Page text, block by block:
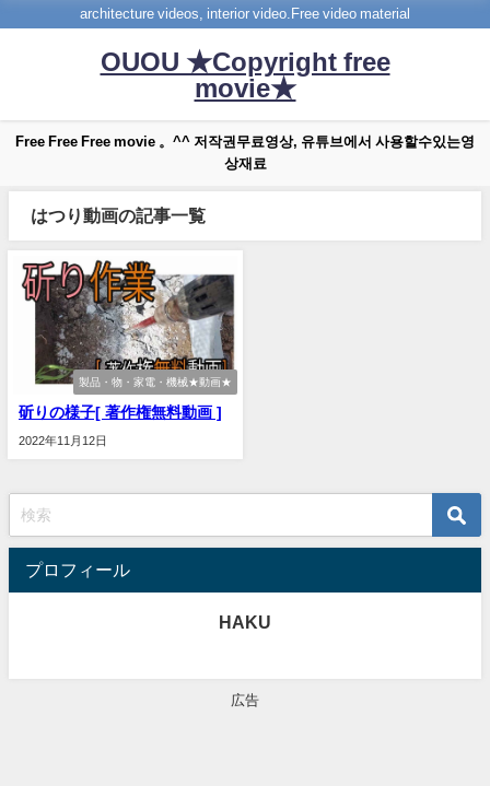
architecture videos, interior video.Free video material
OUOU ★Copyright free
movie★
Free Free Free movie 。^^ 저작권무료영상, 유튜브에서 사용할수있는영
상재료
はつり動画の記事一覧
製品・物・家電・機械★動画★
斫りの様子[ 著作権無料動画 ]
2022年11月12日
プロフィール
HAKU
広告